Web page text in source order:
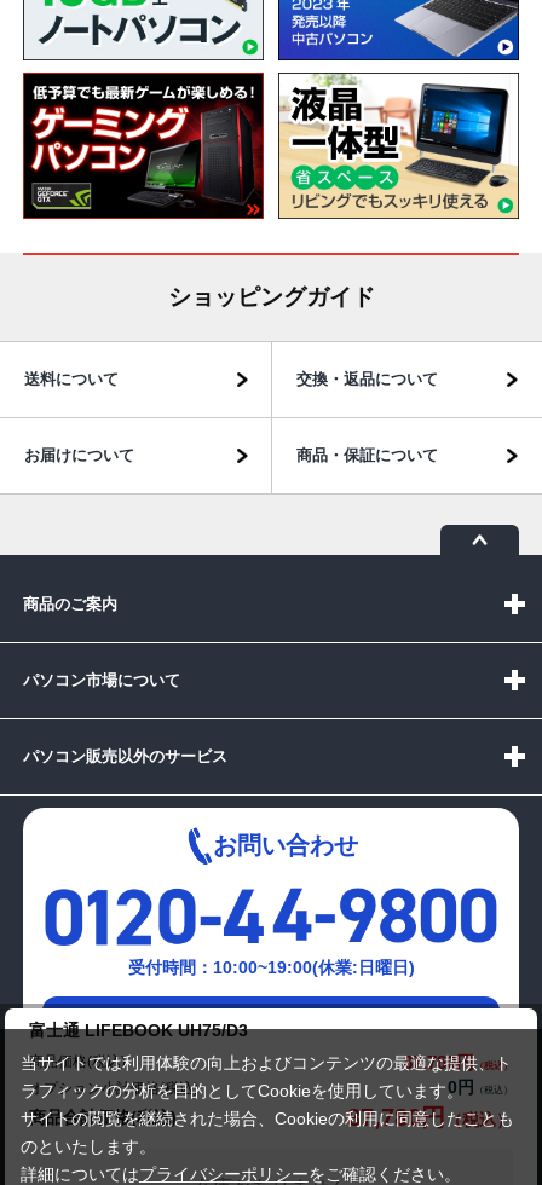
富士通 LIFEBOOK UH75/D3
商品価格(税込) 87,780円
オプション小計価格(税込)
0円
商品合計価格(税込)
87,780円
ショッピングガイド
送料について 交換・返品について
お届けについて 商品・保証について
商品のご案内
パソコン市場について
パソコン販売以外のサービス
お問い合わせ
受付時間：10:00~19:00(休業:日曜日)
メールでの
当サイトでは利用体験の向上およびコンテンツの最適な提供、ト
ラフィックの分析を目的としてCookieを使用しています。
サイトの閲覧を継続された場合、Cookieの利用に同意したことも
のといたします。
詳細についてはプライバシーポリシーをご確認ください。